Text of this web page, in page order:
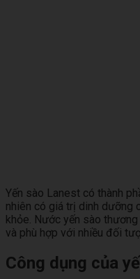
Yến sào Lanest có thành
nhiên có giá trị dinh dưỡng
khỏe. Nước yến sào
và phù hợp với nhiều đối
Công dụng của